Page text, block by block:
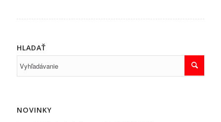
HLADAŤ
NOVINKY